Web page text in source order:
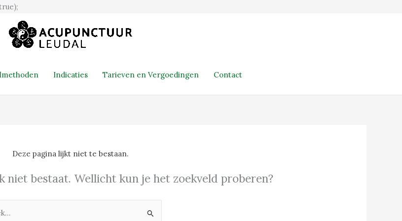
naar
de
inhoud
Indicaties Tarieven en Vergoedingen Contact
Deze pagina lijkt niet te bestaan.
bestaat. Wellicht kun je het zoekveld proberen?